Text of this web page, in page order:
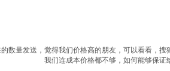
数量发送，觉得我们价格高的朋友，可以看看，
我们连成本价格都不够，如何能够保